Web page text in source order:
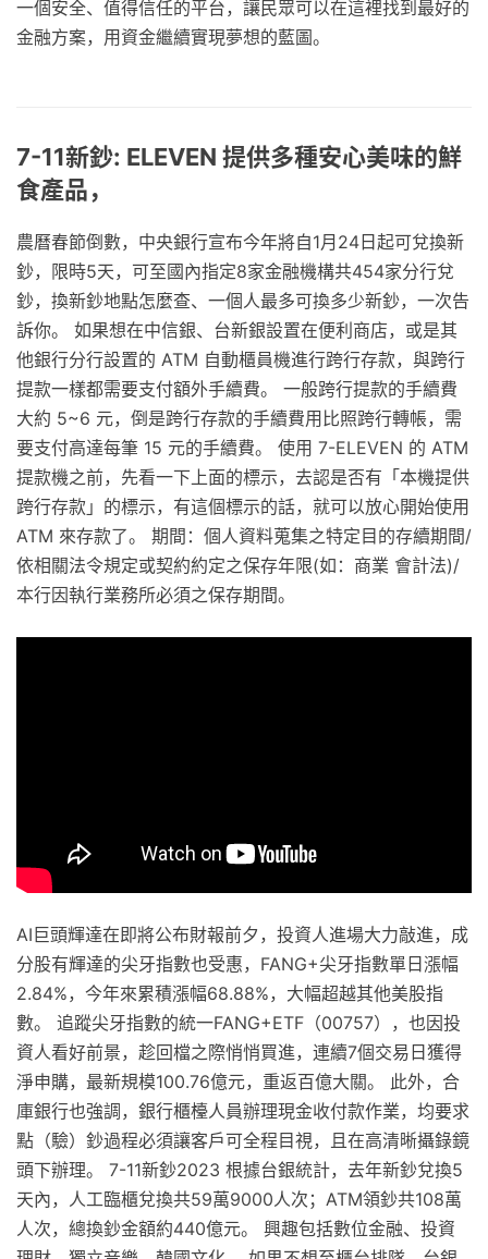
一個安全、值得信任的平台，讓民眾可以在這裡找到最好的
金融方案，用資金繼續實現夢想的藍圖。
7-11新鈔: ELEVEN 提供多種安心美味的鮮
食產品，
農曆春節倒數，中央銀行宣布今年將自1月24日起可兌換新
鈔，限時5天，可至國內指定8家金融機構共454家分行兌
鈔，換新鈔地點怎麼查、一個人最多可換多少新鈔，一次告
訴你。 如果想在中信銀、台新銀設置在便利商店，或是其
他銀行分行設置的 ATM 自動櫃員機進行跨行存款，與跨行
提款一樣都需要支付額外手續費。 一般跨行提款的手續費
大約 5~6 元，倒是跨行存款的手續費用比照跨行轉帳，需
要支付高達每筆 15 元的手續費。 使用 7-ELEVEN 的 ATM
提款機之前，先看一下上面的標示，去認是否有「本機提供
跨行存款」的標示，有這個標示的話，就可以放心開始使用
ATM 來存款了。 期間：個人資料蒐集之特定目的存續期間/
依相關法令規定或契約約定之保存年限(如：商業 會計法)/
本行因執行業務所必須之保存期間。
AI巨頭輝達在即將公布財報前夕，投資人進場大力敲進，成
分股有輝達的尖牙指數也受惠，FANG+尖牙指數單日漲幅
2.84%，今年來累積漲幅68.88%，大幅超越其他美股指
數。 追蹤尖牙指數的統一FANG+ETF（00757），也因投
資人看好前景，趁回檔之際悄悄買進，連續7個交易日獲得
淨申購，最新規模100.76億元，重返百億大關。 此外，合
庫銀行也強調，銀行櫃檯人員辦理現金收付款作業，均要求
點（驗）鈔過程必須讓客戶可全程目視，且在高清晰攝錄鏡
頭下辦理。 7-11新鈔2023 根據台銀統計，去年新鈔兌換5
天內，人工臨櫃兌換共59萬9000人次；ATM領鈔共108萬
人次，總換鈔金額約440億元。 興趣包括數位金融、投資